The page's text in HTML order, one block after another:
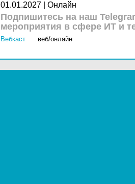
01.01.2027 | Онлайн
Подпишитесь на наш
мероприятия в сфере ИТ и
Вебкаст веб/онлайн